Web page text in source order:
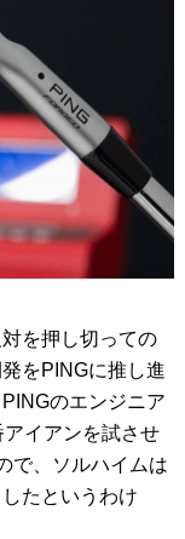
を押し切っての
をPINGに推し進
のエンジニア
イアンを試させ
で、ソルハイムは
たというわけ